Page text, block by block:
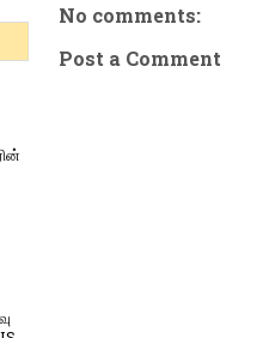
No comments:
Post a Comment